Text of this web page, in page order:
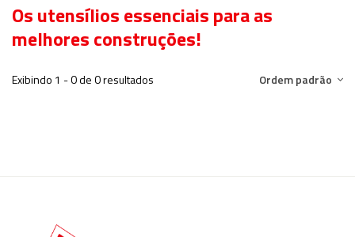
Os utensílios essenciais para as
melhores construções!
Exibindo 1 - 0 de 0 resultados Ordem padrão